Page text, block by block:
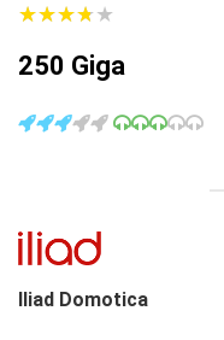
★★★★★
★★★★★
250 Giga
Iliad Domotica